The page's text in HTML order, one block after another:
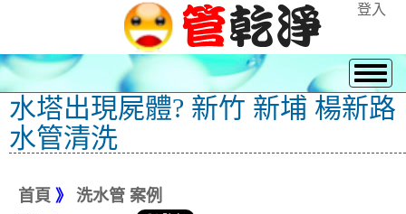
登入
水塔出現屍體? 新竹 新埔 楊新路
水管清洗
首頁 》 洗水管 案例